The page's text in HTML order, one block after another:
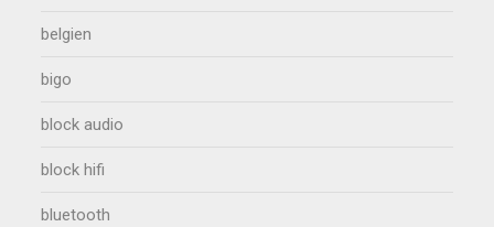
belgien
bigo
block audio
block hifi
bluetooth